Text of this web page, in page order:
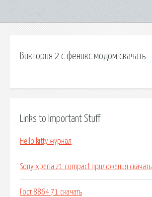
Виктория 2 с феникс модом скачать
Links to Important Stuff
Hello kitty журнал
Sony xperia z1 compact приложения скачать
Гост 8864 71 скачать